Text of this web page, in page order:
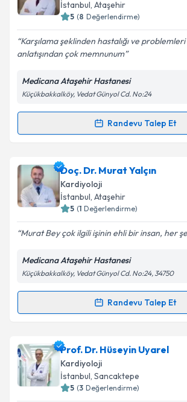
bilgilendireceğiz.
E-posta Adresiniz
Kişisel verilerimin işlenmesine ilişkin
Metni'ni okudum ve kişisel
kapsamda işlenmesini kabul
İstanbul, Ataşehir
5 (8 Değerlendirme)
Karşılama şeklinden hastalığı ve problemleri
anlatışından çok memnunum
Medicana Ataşehir Hastanesi
Küçükbakkalköy, Vedat Günyol Cd. No:24
Randevu Talep Et
Randevu Takvimi Talebi
Doç. Dr. Mustafa Adem Tatlısu
talebi oluşturun. Size bu uzmandan
için bir takvim hazırlandığında e-posta
bilgilendireceğiz.
E-posta Adresiniz
Kişisel verilerimin işlenmesine
'ni okudum ve kişisel
kapsamda işlenmesini kabul
Takvim Talebini
Doç. Dr. Murat Yalçın
Kardiyoloji
İstanbul, Ataşehir
5 (1 Değerlendirme)
Murat Bey çok ilgili işinin ehli bir insan, her
Medicana Ataşehir Hastanesi
Küçükbakkalköy, Vedat Günyol Cd. No:24, 34750
Randevu Talep Et
Randevu Takvimi Talebi
Doç. Dr. Murat Yalçıniçin randevu
oluşturun. Size bu uzmandan randevu
takvim hazırlandığında e-posta ile
Prof. Dr. Hüseyin Uyarel
Kardiyoloji
İstanbul, Sancaktepe
5 (3 Değerlendirme)